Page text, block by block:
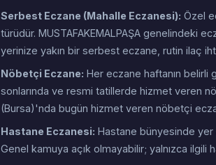
Serbest Eczane (Mahalle Eczanesi): Özel
türüdür. MUSTAFAKEMALPAŞA genelindeki
yerinize yakın bir serbest eczane, rutin ilaç
Nöbetçi Eczane: Her eczane haftanın belirli
sonlarında ve resmi tatillerde hizmet veren
(Bursa)'nda bugün hizmet veren nöbetçi
Hastane Eczanesi: Hastane bünyesinde yer
Genel kamuya açık olmayabilir; yalnızca ilgili